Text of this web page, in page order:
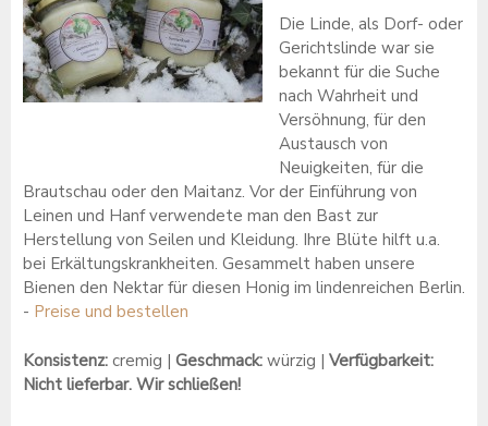
Die Linde, als Dorf- oder
Gerichtslinde war sie
bekannt für die Suche
nach Wahrheit und
Versöhnung, für den
Austausch von
Neuigkeiten, für die
Brautschau oder den Maitanz. Vor der Einführung von
Leinen und Hanf verwendete man den Bast zur
Herstellung von Seilen und Kleidung. Ihre Blüte hilft u.a.
bei Erkältungskrankheiten. Gesammelt haben unsere
Bienen den Nektar für diesen Honig im lindenreichen Berlin.
- Preise und bestellen
Konsistenz: cremig | Geschmack: würzig | Verfügbarkeit:
Nicht lieferbar. Wir schließen!